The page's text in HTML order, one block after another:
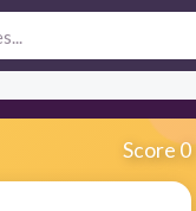
Score 0